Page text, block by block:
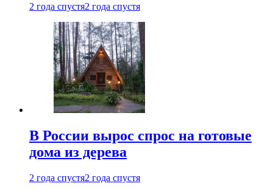
2 года спустя2 года спустя
В России вырос спрос на готовые
дома из дерева
2 года спустя2 года спустя